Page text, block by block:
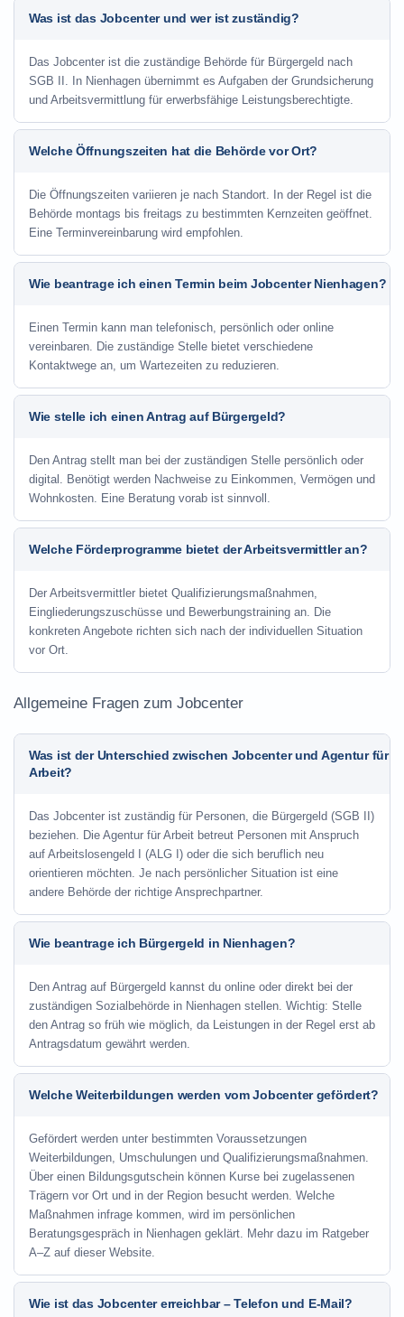
Was ist das Jobcenter und wer ist zuständig?
Das Jobcenter ist die zuständige Behörde für Bürgergeld nach
SGB II. In Nienhagen übernimmt es Aufgaben der Grundsicherung
und Arbeitsvermittlung für erwerbsfähige Leistungsberechtigte.
Welche Öffnungszeiten hat die Behörde vor Ort?
Die Öffnungszeiten variieren je nach Standort. In der Regel ist die
Behörde montags bis freitags zu bestimmten Kernzeiten geöffnet.
Eine Terminvereinbarung wird empfohlen.
Wie beantrage ich einen Termin beim Jobcenter Nienhagen?
Einen Termin kann man telefonisch, persönlich oder online
vereinbaren. Die zuständige Stelle bietet verschiedene
Kontaktwege an, um Wartezeiten zu reduzieren.
Wie stelle ich einen Antrag auf Bürgergeld?
Den Antrag stellt man bei der zuständigen Stelle persönlich oder
digital. Benötigt werden Nachweise zu Einkommen, Vermögen und
Wohnkosten. Eine Beratung vorab ist sinnvoll.
Welche Förderprogramme bietet der Arbeitsvermittler an?
Der Arbeitsvermittler bietet Qualifizierungsmaßnahmen,
Eingliederungszuschüsse und Bewerbungstraining an. Die
konkreten Angebote richten sich nach der individuellen Situation
vor Ort.
Allgemeine Fragen zum Jobcenter
Was ist der Unterschied zwischen Jobcenter und Agentur für
Arbeit?
Das Jobcenter ist zuständig für Personen, die Bürgergeld (SGB II)
beziehen. Die Agentur für Arbeit betreut Personen mit Anspruch
auf Arbeitslosengeld I (ALG I) oder die sich beruflich neu
orientieren möchten. Je nach persönlicher Situation ist eine
andere Behörde der richtige Ansprechpartner.
Wie beantrage ich Bürgergeld in Nienhagen?
Den Antrag auf Bürgergeld kannst du online oder direkt bei der
zuständigen Sozialbehörde in Nienhagen stellen. Wichtig: Stelle
den Antrag so früh wie möglich, da Leistungen in der Regel erst ab
Antragsdatum gewährt werden.
Welche Weiterbildungen werden vom Jobcenter gefördert?
Gefördert werden unter bestimmten Voraussetzungen
Weiterbildungen, Umschulungen und Qualifizierungsmaßnahmen.
Über einen Bildungsgutschein können Kurse bei zugelassenen
Trägern vor Ort und in der Region besucht werden. Welche
Maßnahmen infrage kommen, wird im persönlichen
Beratungsgespräch in Nienhagen geklärt. Mehr dazu im Ratgeber
A–Z auf dieser Website.
Wie ist das Jobcenter erreichbar – Telefon und E-Mail?